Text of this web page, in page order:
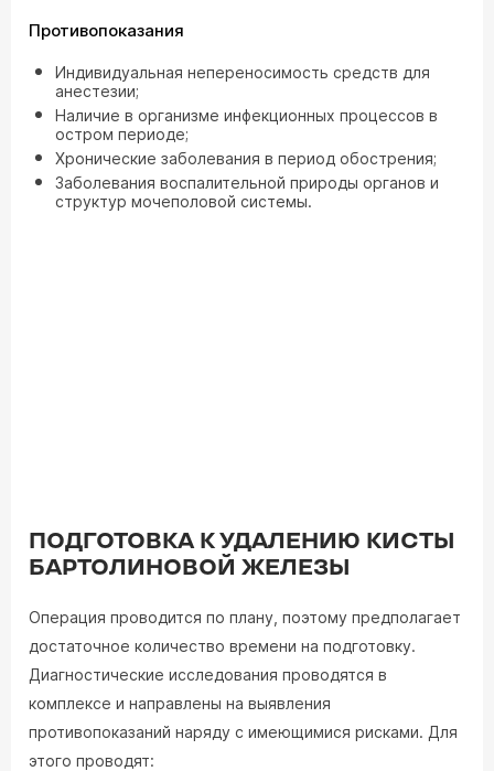
Противопоказания
Индивидуальная непереносимость средств для
анестезии;
Наличие в организме инфекционных процессов в
остром периоде;
Хронические заболевания в период обострения;
Заболевания воспалительной природы органов и
структур мочеполовой системы.
ПОДГОТОВКА К УДАЛЕНИЮ КИСТЫ
БАРТОЛИНОВОЙ ЖЕЛЕЗЫ
Операция проводится по плану, поэтому предполагает
достаточное количество времени на подготовку.
Диагностические исследования проводятся в
комплексе и направлены на выявления
противопоказаний наряду с имеющимися рисками. Для
этого проводят: